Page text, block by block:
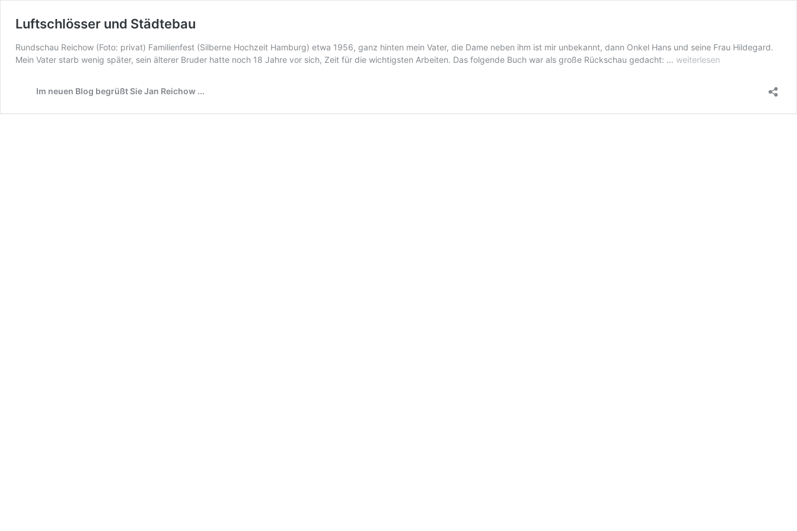
Luftschlösser und Städtebau
Rundschau Reichow (Foto: privat) Familienfest (Silberne Hochzeit Hamburg) etwa 1956, ganz hinten mein Vater, die Dame neben ihm ist mir unbekannt, dann Onkel Hans und seine Frau Hildegard.
Mein Vater starb wenig später, sein älterer Bruder hatte noch 18 Jahre vor sich, Zeit für die wichtigsten Arbeiten. Das folgende Buch war als große Rückschau gedacht: … Luftschlösser
weiterlesen
Im neuen Blog begrüßt Sie Jan Reichow ...